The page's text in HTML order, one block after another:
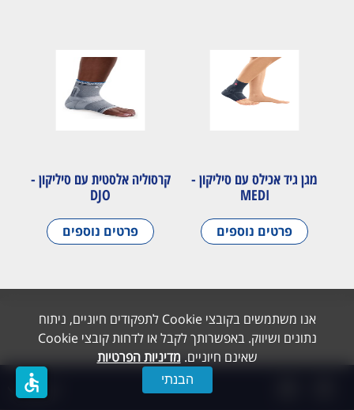
אנו משתמשים בקובצי Cookie לתפקודים חיוניים, ניתוח
נתונים ושיווק. באפשרותך לקבל או לדחות קובצי Cookie
שאינם חיוניים. מדיניות הפרטיות
הבנתי
מגן גיד אכילס עם סיליקון -
MEDI
פרטים נוספים
קרסוליה אלסטית עם סיליקון -
DJO
פרטים נוספים
accessible